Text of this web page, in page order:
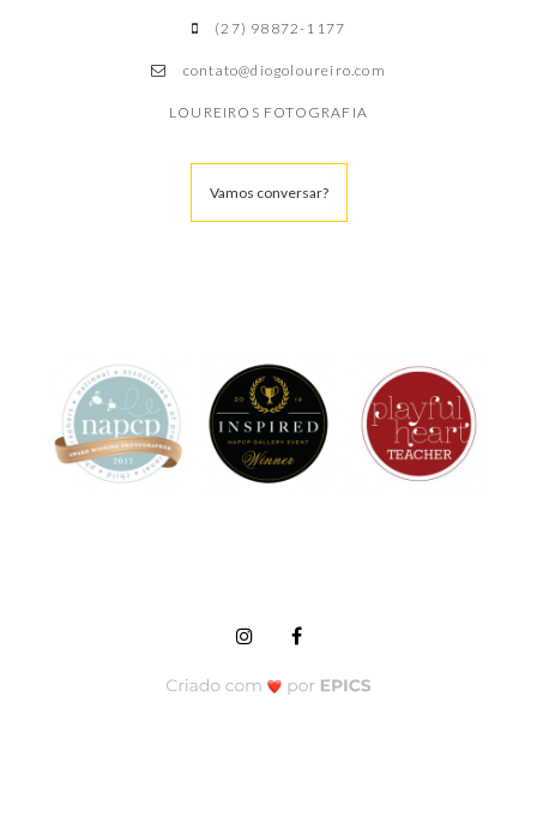
(27) 98872-1177
contato@diogoloureiro.com
LOUREIROS FOTOGRAFIA
Vamos conversar?